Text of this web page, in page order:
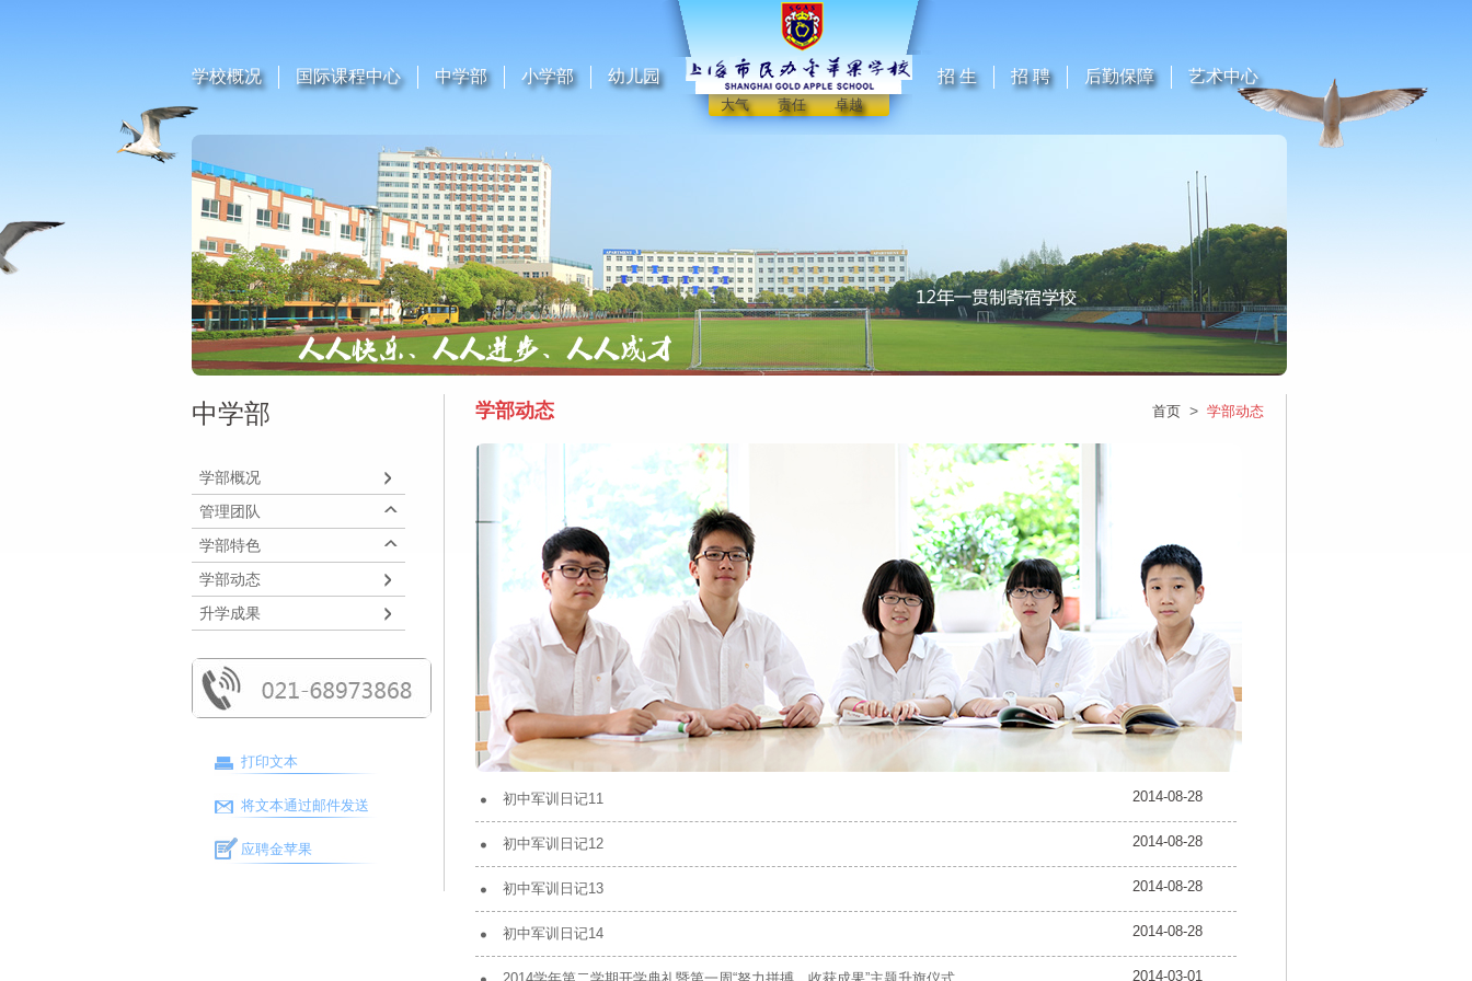
学校概况 国际课程中心 中学部 小学部 幼儿园
大气 责任 卓越
招 生 招 聘 后勤保障 艺术中心
中学部
学部概况
管理团队
学部特色
学部动态
升学成果
打印文本
将文本通过邮件发送
应聘金苹果
学部动态 首页 > 学部动态
初中军训日记11 2014-08-28
初中军训日记12 2014-08-28
初中军训日记13 2014-08-28
初中军训日记14 2014-08-28
2014-03-01